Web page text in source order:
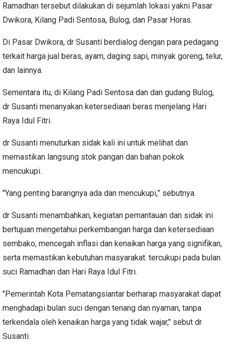
Ramadhan tersebut dilakukan di sejumlah lokasi yakni Pasar
Dwikora, Kilang Padi Sentosa, Bulog, dan Pasar Horas.
Di Pasar Dwikora, dr Susanti berdialog dengan para pedagang
terkait harga jual beras, ayam, daging sapi, minyak goreng, telur,
dan lainnya.
Sementara itu, di Kilang Padi Sentosa dan dan gudang Bulog,
dr Susanti menanyakan ketersediaan beras menjelang Hari
Raya Idul Fitri.
dr Susanti menuturkan sidak kali ini untuk melihat dan
memastikan langsung stok pangan dan bahan pokok
mencukupi.
"Yang penting barangnya ada dan mencukupi,” sebutnya.
dr Susanti menambahkan, kegiatan pemantauan dan sidak ini
bertujuan mengetahui perkembangan harga dan ketersediaan
sembako, mencegah inflasi dan kenaikan harga yang signifikan,
serta memastikan kebutuhan masyarakat. tercukupi pada bulan
suci Ramadhan dan Hari Raya Idul Fitri.
"Pemerintah Kota Pematangsiantar berharap masyarakat dapat
menghadapi bulan suci dengan tenang dan nyaman, tanpa
terkendala oleh kenaikan harga yang tidak wajar," sebut dr
Susanti.